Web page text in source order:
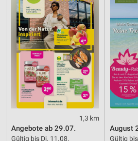
1,3 km
Angebote ab 29.07.
Gültig bis Di. 11.08.
August
Gültig
Funktional
Werbung